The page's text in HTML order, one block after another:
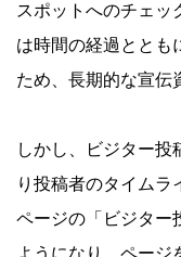
スポットへのチェッ
は時間の経過ととも
ため、長期的な宣伝
しかし、ビジター投
り投稿者のタイム
ページの「ビジター